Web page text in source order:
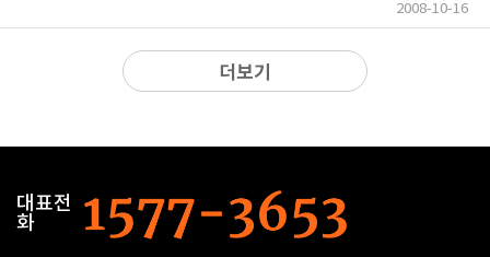
2008-10-16
더보기
대표전
화